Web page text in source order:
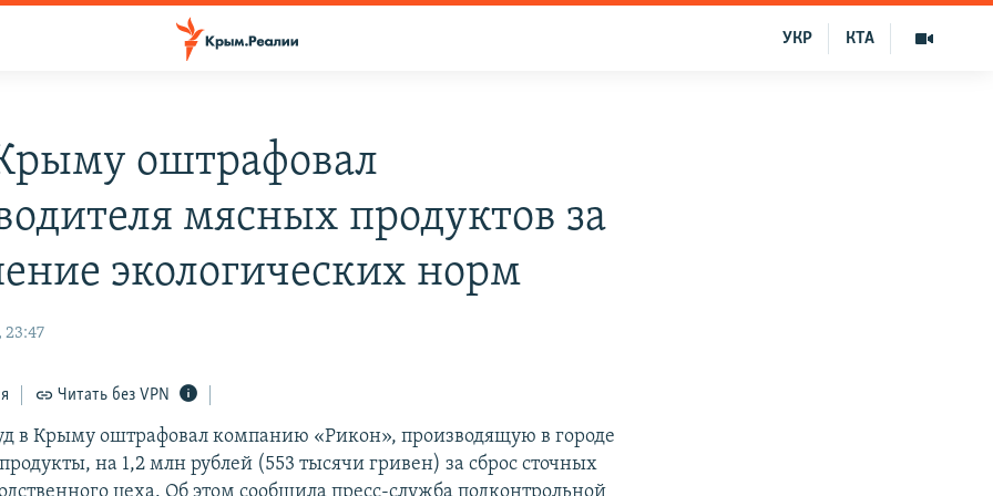
КТА
УКР
оштрафовал
мясных продуктов за
экологических норм
23:47
Читать без VPN
в Крыму оштрафовал компанию «Рикон», производящую в городе
на 1,2 млн рублей (553 тысячи гривен) за сброс сточных